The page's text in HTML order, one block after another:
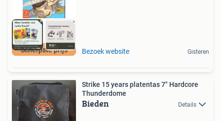
Scherpste prijs Bezoek website Gisteren
Strike 15 years platentas 7" Hardcore
Thunderdome
Bieden Details